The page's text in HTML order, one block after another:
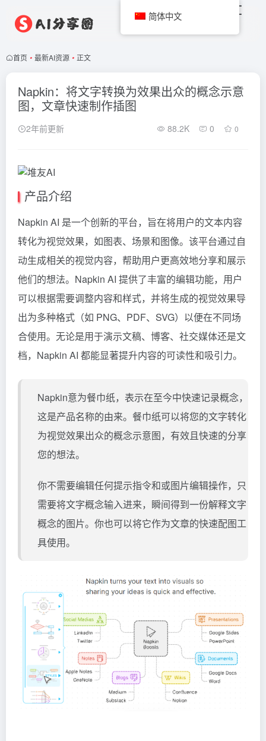
首页 • 最新AI资源 • 正文
Napkin：将文字转换为效果出众的概念示意
图，文章快速制作插图
2年前更新 88.2K 0 0
产品介绍
Napkin AI 是一个创新的平台，旨在将用户的文本内容
转化为视觉效果，如图表、场景和图像。该平台通过自
动生成相关的视觉内容，帮助用户更高效地分享和展示
他们的想法。Napkin AI 提供了丰富的编辑功能，用户
可以根据需要调整内容和样式，并将生成的视觉效果导
出为多种格式（如 PNG、PDF、SVG）以便在不同场
合使用。无论是用于演示文稿、博客、社交媒体还是文
档，Napkin AI 都能显著提升内容的可读性和吸引力。
Napkin意为餐巾纸，表示在至今中快速记录概念，
这是产品名称的由来。餐巾纸可以将您的文字转化
为视觉效果出众的概念示意图，有效且快速的分享
您的想法。
你不需要编辑任何提示指令和或图片编辑操作，只
需要将文字概念输入进来，瞬间得到一份解释文字
概念的图片。你也可以将它作为文章的快速配图工
具使用。
简体中文